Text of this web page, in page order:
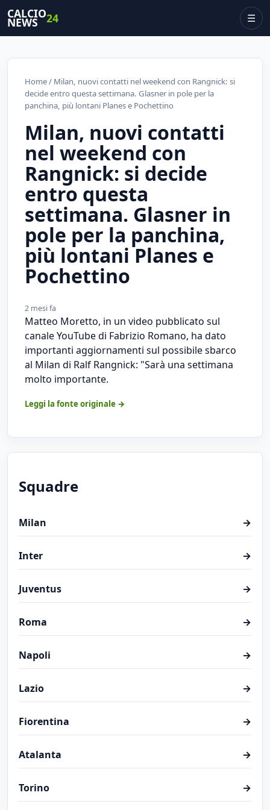
CALCIO
NEWS 24 ☰
Home/ Milan, nuovi contatti nel weekend con Rangnick: si
decide entro questa settimana. Glasner in pole per la
panchina, più lontani Planes e Pochettino
Milan, nuovi contatti
nel weekend con
Rangnick: si decide
entro questa
settimana. Glasner in
pole per la panchina,
più lontani Planes e
Pochettino
2 mesi fa
Matteo Moretto, in un video pubblicato sul
canale YouTube di Fabrizio Romano, ha dato
importanti aggiornamenti sul possibile sbarco
al Milan di Ralf Rangnick: "Sarà una settimana
molto importante.
Leggi la fonte originale →
Squadre
Milan →
Inter →
Juventus →
Roma →
Napoli →
Lazio →
Fiorentina →
Atalanta →
Torino →